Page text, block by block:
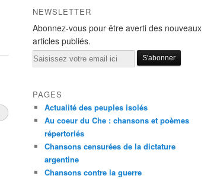
NEWSLETTER
Abonnez-vous pour être averti des nouveaux
articles publiés.
Email
PAGES
Actualité des peuples isolés
Au coeur du Che : chansons et poèmes
répertoriés
Chansons censurées de la dictature
argentine
Chansons contre la guerre